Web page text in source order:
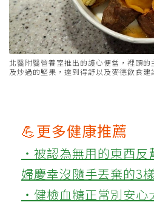
北醫附醫營養室推出的護心便當，裡頭
及炒過的堅果，達到得舒以及麥德飲食
💪更多健康推薦
‧被認為無用的東西反
婦慶幸沒隨手丟棄的3
‧健檢血糖正常別安心